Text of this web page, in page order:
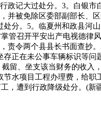
政记大过处分。3。白银市
并被免除区委部副部长、
分。5。临夏州和政县河
管召开平安出产电视德律风
责令两个县县长书面查抄。
正在未公事车辆标识等问
留、坐支该当财务的收入
节水项目工程办理费，给职
，遭到行政降级处分。(新